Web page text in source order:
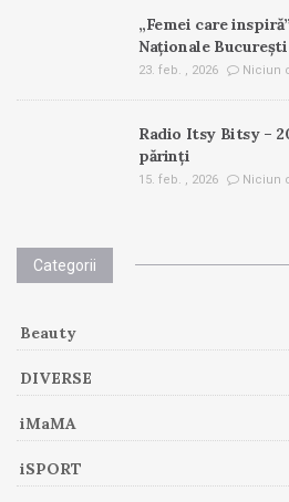
„Femei care
Naționale
23. feb. , 2026 Niciun
Radio Itsy Bitsy –
părinți
15. feb. , 2026 Niciun
Categorii
Beauty
DIVERSE
iMaMA
iSPORT